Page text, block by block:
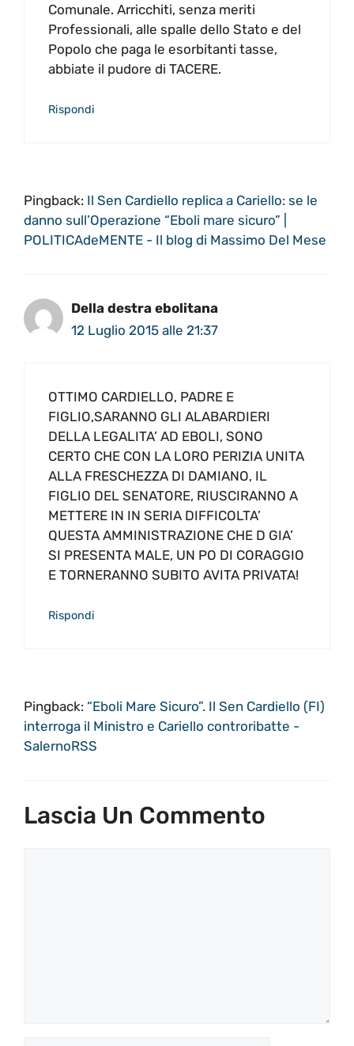
Comunale. Arricchiti, senza meriti
Professionali, alle spalle dello Stato e del
Popolo che paga le esorbitanti tasse,
abbiate il pudore di TACERE.
Rispondi
Pingback: Il Sen Cardiello replica a Cariello: se le
danno sull’Operazione “Eboli mare sicuro” |
POLITICAdeMENTE - Il blog di Massimo Del Mese
Della destra ebolitana
12 Luglio 2015 alle 21:37
OTTIMO CARDIELLO, PADRE E
FIGLIO,SARANNO GLI ALABARDIERI
DELLA LEGALITA’ AD EBOLI, SONO
CERTO CHE CON LA LORO PERIZIA UNITA
ALLA FRESCHEZZA DI DAMIANO, IL
FIGLIO DEL SENATORE, RIUSCIRANNO A
METTERE IN IN SERIA DIFFICOLTA’
QUESTA AMMINISTRAZIONE CHE D GIA’
SI PRESENTA MALE, UN PO DI CORAGGIO
E TORNERANNO SUBITO AVITA PRIVATA!
Rispondi
Pingback: “Eboli Mare Sicuro”. Il Sen Cardiello (FI)
interroga il Ministro e Cariello controribatte -
SalernoRSS
Lascia Un Commento